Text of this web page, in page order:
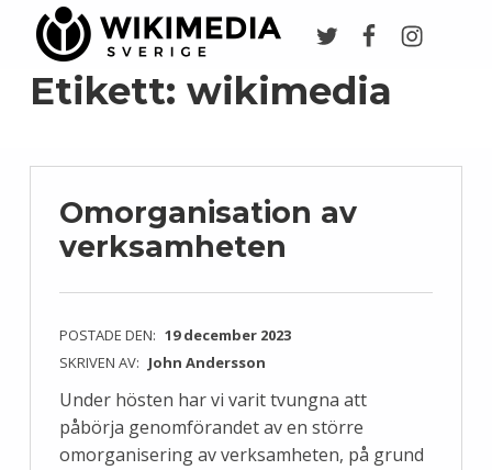
Etikett: wikimedia
Omorganisation av
verksamheten
POSTADE DEN: 19 december 2023
SKRIVEN AV: John Andersson
Under hösten har vi varit tvungna att
påbörja genomförandet av en större
omorganisering av verksamheten, på grund